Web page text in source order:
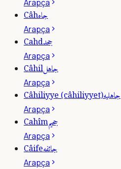
Arapça
Câhجاه
Arapça
Cahdجحد
Arapça
Câhilجاهل
Arapça
Câhiliyye (câhiliyyet)جاهليه
Arapça
Cahîmجحيم
Arapça
Câifeجائفه
Arapça